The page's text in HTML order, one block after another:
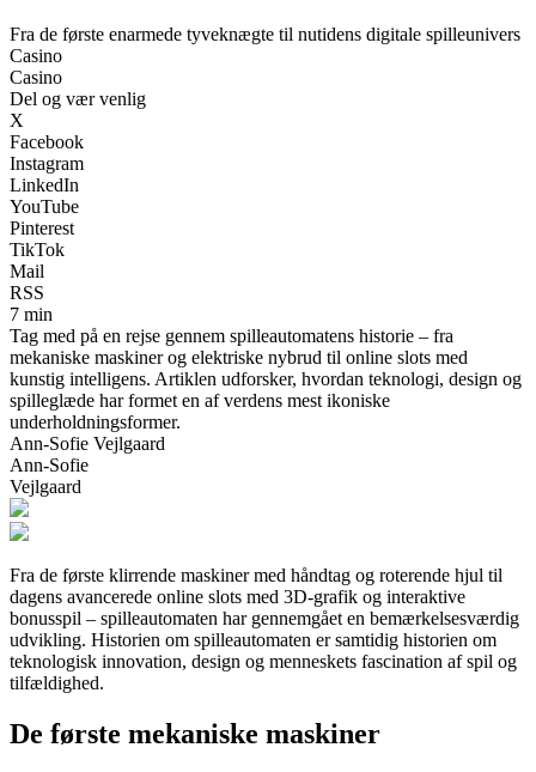
Fra de første enarmede tyveknægte til nutidens digitale spilleunivers
Casino
Casino
Del og vær venlig
X
Facebook
Instagram
LinkedIn
YouTube
Pinterest
TikTok
Mail
RSS
7 min
Tag med på en rejse gennem spilleautomatens historie – fra
mekaniske maskiner og elektriske nybrud til online slots med
kunstig intelligens. Artiklen udforsker, hvordan teknologi, design og
spilleglæde har formet en af verdens mest ikoniske
underholdningsformer.
Ann-Sofie Vejlgaard
Ann-Sofie
Vejlgaard
Fra de første klirrende maskiner med håndtag og roterende hjul til
dagens avancerede online slots med 3D-grafik og interaktive
bonusspil – spilleautomaten har gennemgået en bemærkelsesværdig
udvikling. Historien om spilleautomaten er samtidig historien om
teknologisk innovation, design og menneskets fascination af spil og
tilfældighed.
De første mekaniske maskiner